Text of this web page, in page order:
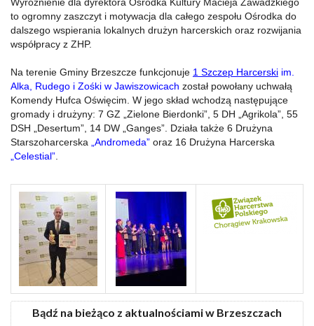
to ogromny zaszczyt i motywacja dla całego zespołu Ośrodka do
dalszego wspierania lokalnych drużyn harcerskich oraz rozwijania
współpracy z ZHP.
Na terenie Gminy Brzeszcze funkcjonuje 1 Szczep Harcerski im.
Alka, Rudego i Zośki w Jawiszowicach został powołany uchwałą
Komendy Hufca Oświęcim. W jego skład wchodzą następujące
gromady i drużyny: 7 GZ „Zielone Bierdonki”, 5 DH „Agrikola”, 55
DSH „Desertum”, 14 DW „Ganges”. Działa także 6 Drużyna
Starszoharcerska
„Andromeda” oraz 16 Drużyna Harcerska
„Celestial”
Bądź na bieżąco z aktualnościami w Brzeszczach